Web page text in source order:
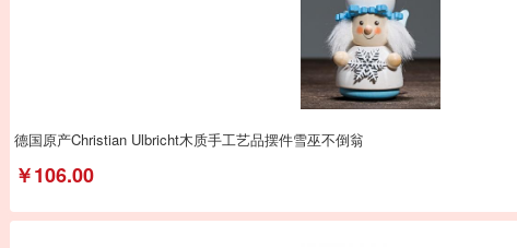
德国原产Christian Ulbricht木质手工艺品摆件雪巫不倒翁
￥106.00